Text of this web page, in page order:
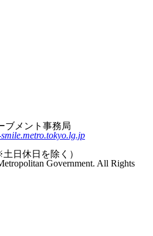
ブメント事務局
日休日を除く）
Government. All Rights